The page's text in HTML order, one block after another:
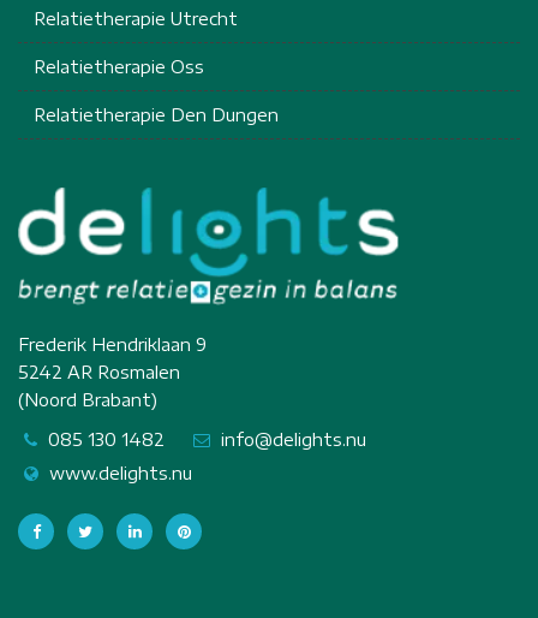
Relatietherapie Utrecht
Relatietherapie Oss
Relatietherapie Den Dungen
Frederik Hendriklaan 9
5242 AR Rosmalen
(Noord Brabant)
085 130 1482
info@delights.nu
www.delights.nu